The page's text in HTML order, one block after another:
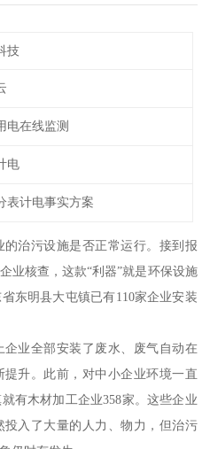
技
电在线监测
电
表计电事实方案
治污设施是否正常运行。接到报
业核查，这款“利器”就是环保设施
东明县大屯镇已有110家企业安装
业全部安装了废水、废气自动在
升。此前，对中小企业环境一直
有木材加工企业358家。这些企业
入了大量的人力、物力，但治污